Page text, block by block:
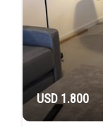
USD 1.800